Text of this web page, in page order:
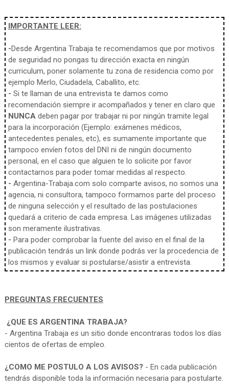
IMPORTANTE LEER:
-Desde Argentina Trabaja te recomendamos que por motivos
de seguridad no pongas tu dirección exacta en ningún
curriculum, poner solamente tu zona de residencia como por
ejemplo Merlo, Ciudadela, Caballito, etc.
- Si te llaman de una entrevista te damos como
recomendación siempre ir acompañados y tener en claro que
NUNCAdeben pagar por trabajar ni por ningún tramite legal
para la incorporación (Ejemplo: exámenes médicos,
antecedentes penales, etc), es sumamente importante que
tampoco envíen fotos del DNI ni de ningún documento
personal, en el caso que alguien te lo solicite por favor
contactarnos para poder tomar medidas al respecto.
- Argentina-Trabaja.com solo comparte avisos, no somos una
agencia, ni consultora, tampoco formamos parte del proceso
de ninguna selección y el resultado de las postulaciones
quedará a criterio de cada empresa. Las imágenes utilizadas
son meramente ilustrativas.
- Para poder comprobar la fuente del aviso en el final de la
publicación tendrás un link donde podrás ver la procedencia de
los mismos y evaluar si postularse/asistir a entrevista.
PREGUNTAS FRECUENTES
¿QUE ES ARGENTINA TRABAJA?
- Argentina Trabaja es un sitio donde encontraras todos los días
cientos de ofertas de empleo.
¿COMO ME POSTULO A LOS AVISOS? - En cada publicación
tendrás disponible toda la información necesaria para postularte.